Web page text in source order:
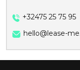
+32475 25 75 95
hello@lease-